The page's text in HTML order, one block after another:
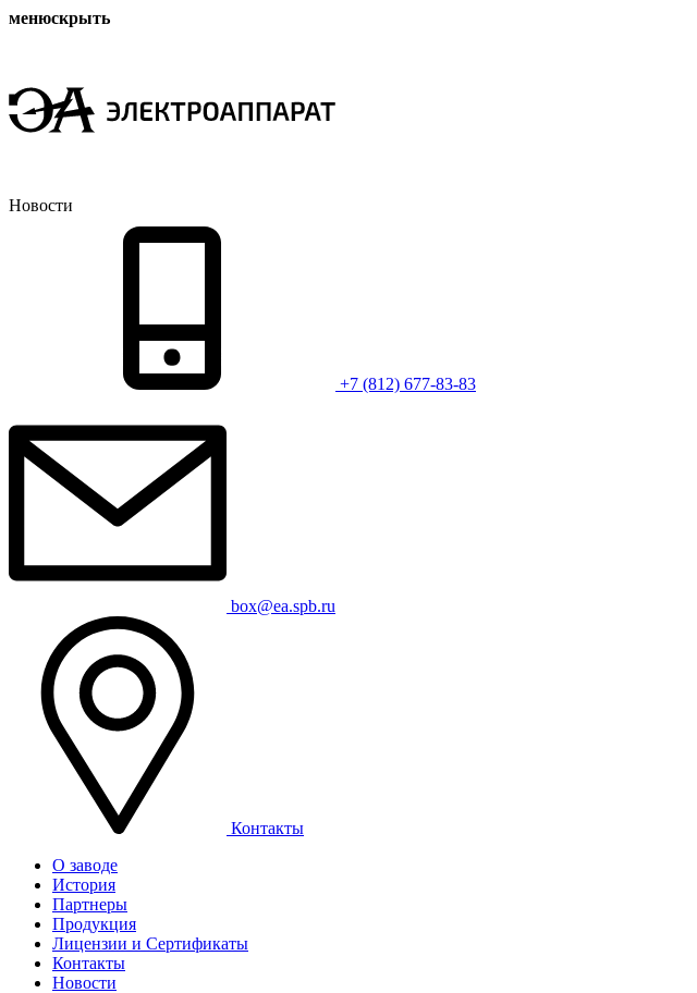
менюскрыть
Новости
+7 (812) 677-83-83
box@ea.spb.ru
Контакты
О заводе
История
Партнеры
Продукция
Лицензии и Сертификаты
Контакты
Новости